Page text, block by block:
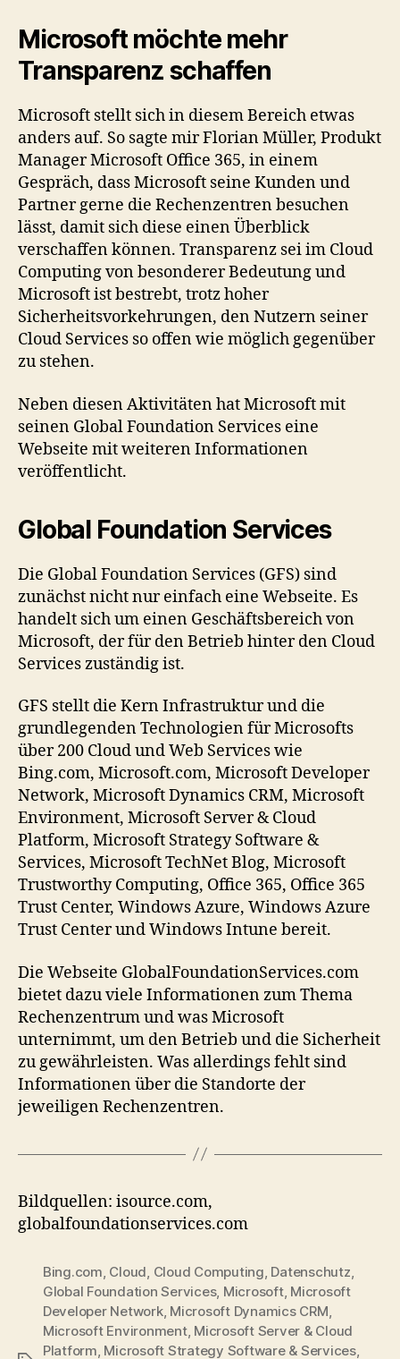
Microsoft möchte mehr
Transparenz schaffen
Microsoft stellt sich in diesem Bereich etwas
anders auf. So sagte mir Florian Müller, Produkt
Manager Microsoft Office 365, in einem
Gespräch, dass Microsoft seine Kunden und
Partner gerne die Rechenzentren besuchen
lässt, damit sich diese einen Überblick
verschaffen können. Transparenz sei im Cloud
Computing von besonderer Bedeutung und
Microsoft ist bestrebt, trotz hoher
Sicherheitsvorkehrungen, den Nutzern seiner
Cloud Services so offen wie möglich gegenüber
zu stehen.
Neben diesen Aktivitäten hat Microsoft mit
seinen Global Foundation Services eine
Webseite mit weiteren Informationen
veröffentlicht.
Global Foundation Services
Die Global Foundation Services (GFS) sind
zunächst nicht nur einfach eine Webseite. Es
handelt sich um einen Geschäftsbereich von
Microsoft, der für den Betrieb hinter den Cloud
Services zuständig ist.
GFS stellt die Kern Infrastruktur und die
grundlegenden Technologien für Microsofts
über 200 Cloud und Web Services wie
Bing.com, Microsoft.com, Microsoft Developer
Network, Microsoft Dynamics CRM, Microsoft
Environment, Microsoft Server & Cloud
Platform, Microsoft Strategy Software &
Services, Microsoft TechNet Blog, Microsoft
Trustworthy Computing, Office 365, Office 365
Trust Center, Windows Azure, Windows Azure
Trust Center und Windows Intune bereit.
Die Webseite GlobalFoundationServices.com
bietet dazu viele Informationen zum Thema
Rechenzentrum und was Microsoft
unternimmt, um den Betrieb und die Sicherheit
zu gewährleisten. Was allerdings fehlt sind
Informationen über die Standorte der
jeweiligen Rechenzentren.
Bildquellen: isource.com,
globalfoundationservices.com
Bing.com, Cloud, Cloud Computing, Datenschutz,
Global Foundation Services, Microsoft, Microsoft
Developer Network, Microsoft Dynamics CRM,
Microsoft Environment, Microsoft Server & Cloud
Platform, Microsoft Strategy Software & Services,